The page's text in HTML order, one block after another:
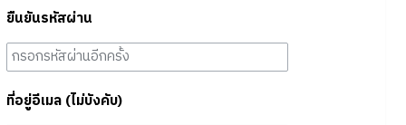
ยืนยันรหัสผ่าน
ที่อยู่อีเมล (ไม่บังคับ)